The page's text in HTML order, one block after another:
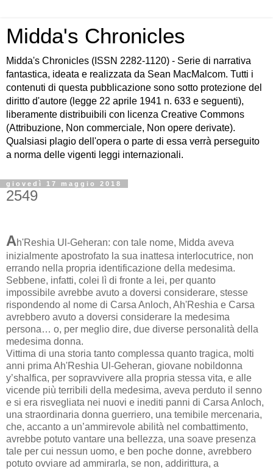
Midda's Chronicles
Midda's Chronicles (ISSN 2282-1120) - Serie di narrativa
fantastica, ideata e realizzata da Sean MacMalcom. Tutti i
contenuti di questa pubblicazione sono sotto protezione del
diritto d'autore (legge 22 aprile 1941 n. 633 e seguenti),
liberamente distribuibili con licenza Creative Commons
(Attribuzione, Non commerciale, Non opere derivate).
Qualsiasi plagio dell'opera o parte di essa verrà perseguito
a norma delle vigenti leggi internazionali.
giovedì 17 maggio 2018
2549
Ah'Reshia Ul-Geheran: con tale nome, Midda aveva
inizialmente apostrofato la sua inattesa interlocutrice, non
errando nella propria identificazione della medesima.
Sebbene, infatti, colei lì di fronte a lei, per quanto
impossibile avrebbe avuto a doversi considerare, stesse
rispondendo al nome di Carsa Anloch, Ah'Reshia e Carsa
avrebbero avuto a doversi considerare la medesima
persona… o, per meglio dire, due diverse personalità della
medesima donna.
Vittima di una storia tanto complessa quanto tragica, molti
anni prima Ah'Reshia Ul-Geheran, giovane nobildonna
y’shalfica, per sopravvivere alla propria stessa vita, e alle
vicende più terribili della medesima, aveva perduto il senno
e si era risvegliata nei nuovi e inediti panni di Carsa Anloch,
una straordinaria donna guerriero, una temibile mercenaria,
che, accanto a un’ammirevole abilità nel combattimento,
avrebbe potuto vantare una bellezza, una soave presenza
tale per cui nessun uomo, e ben poche donne, avrebbero
potuto ovviare ad ammirarla, se non, addirittura, a